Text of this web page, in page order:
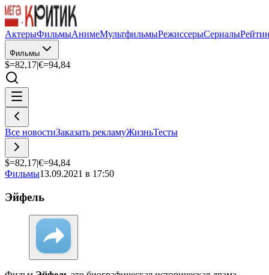
АктерыФильмыАнимеМультфильмыРежиссерыСериалы
Фильмы
$=82,17|€=94,84
Все новостиЗаказать рекламуЖизньТесты
$=82,17|€=94,84
Фильмы13.09.2021 в 17:50
Эйфель